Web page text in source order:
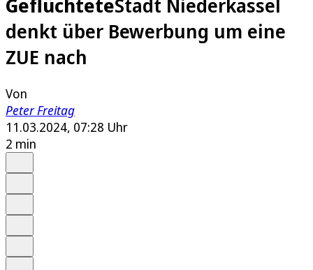
GeflüchteteStadt Niederkassel
denkt über Bewerbung um eine
ZUE nach
Von
Peter Freitag
11.03.2024, 07:28 Uhr
2 min